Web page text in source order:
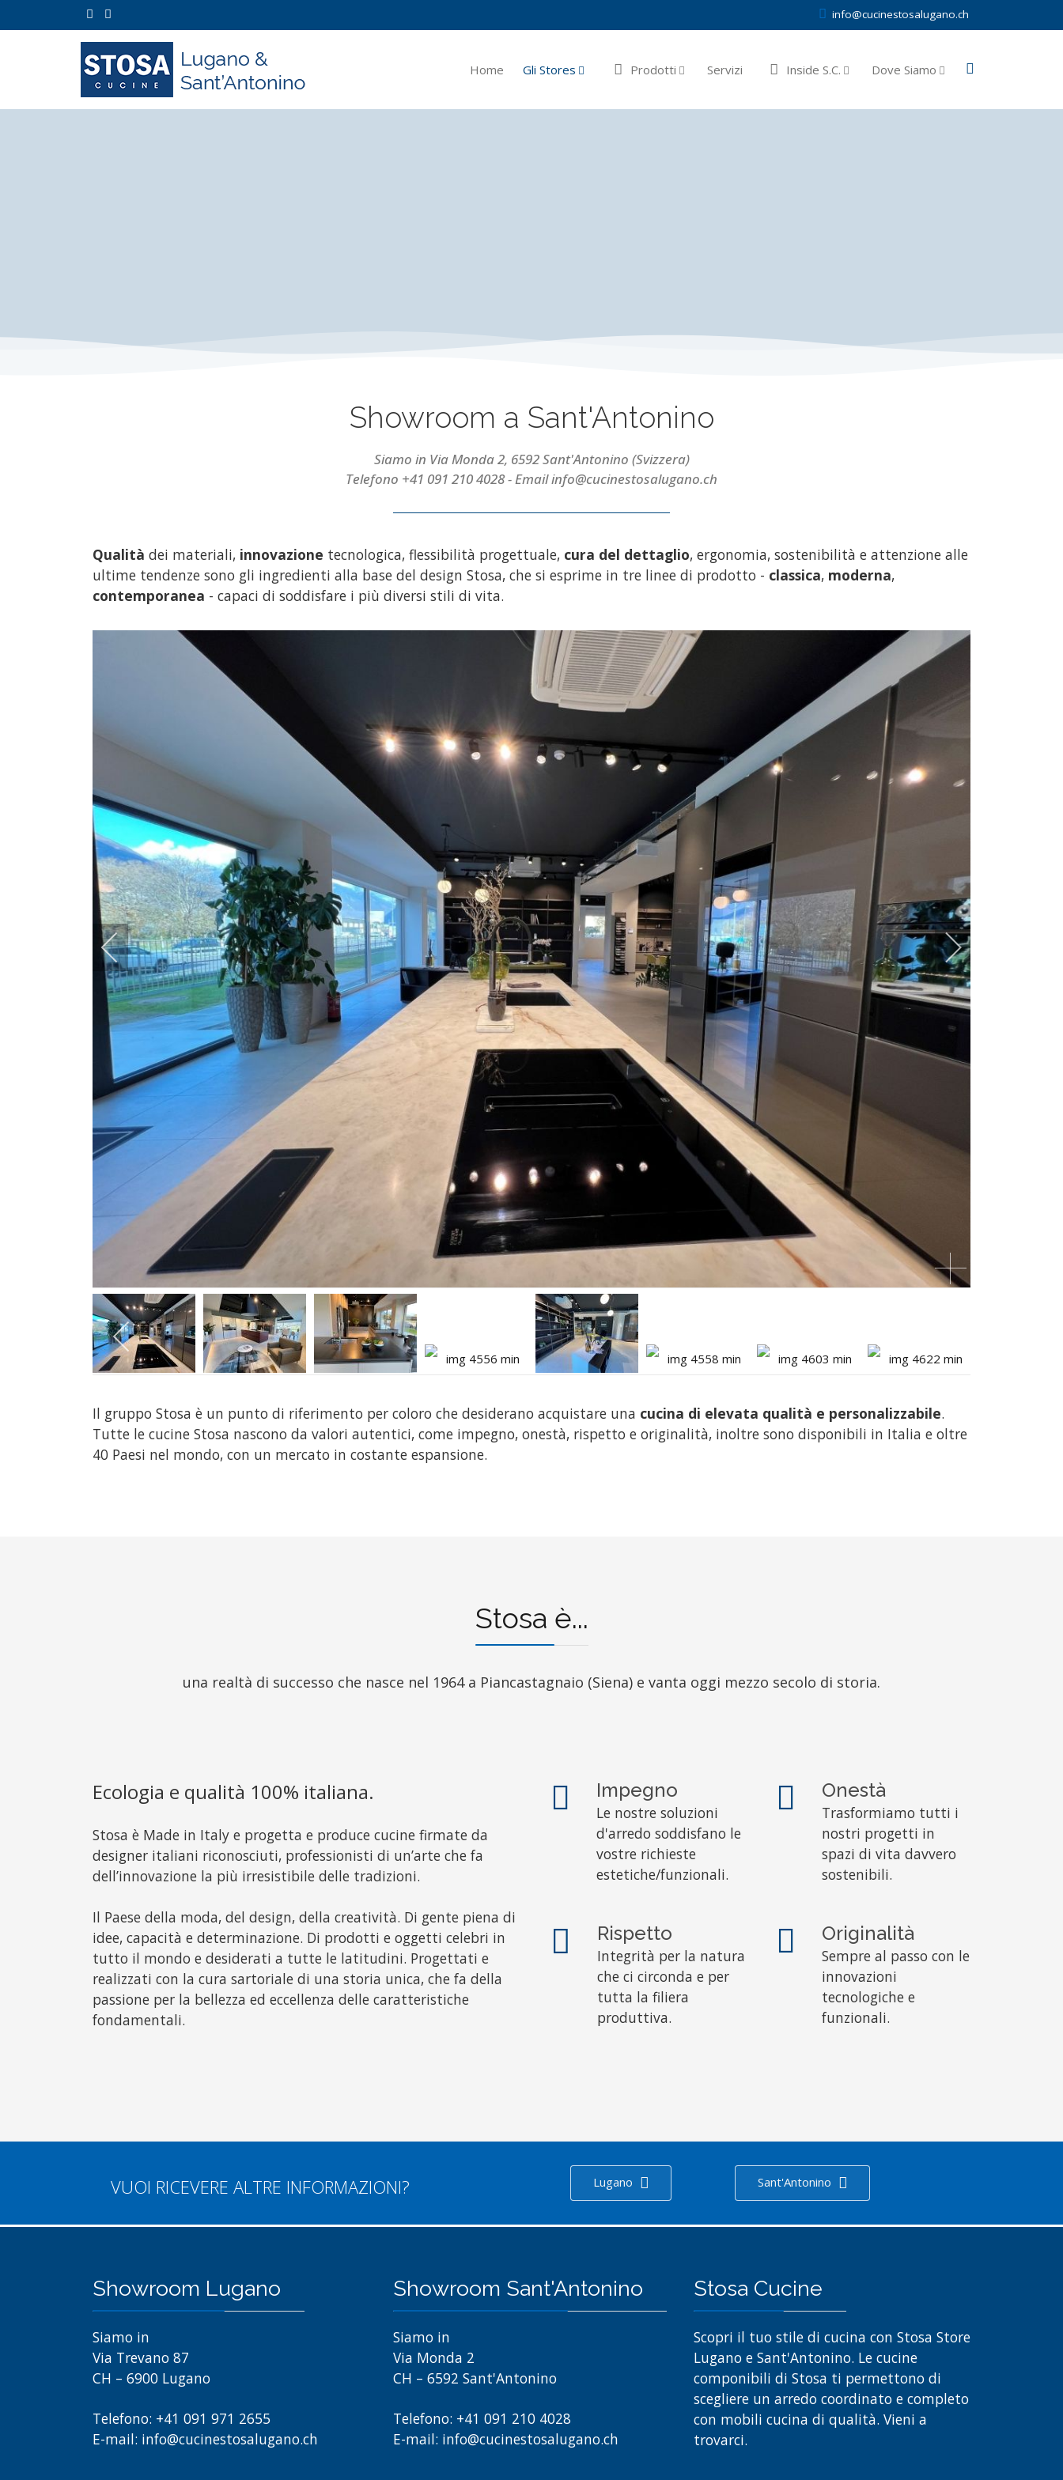
info@cucinestosalugano.ch
Home Gli Stores Prodotti Servizi Inside S.C. Dove Siamo
Showroom a Sant'Antonino
Siamo in Via Monda 2, 6592 Sant'Antonino (Svizzera)
Telefono +41 091 210 4028 - Email info@cucinestosalugano.ch
Qualità dei materiali, innovazione tecnologica, flessibilità progettuale, cura del dettaglio, ergonomia, sostenibilità e attenzione alle
ultime tendenze sono gli ingredienti alla base del design Stosa, che si esprime in tre linee di prodotto - classica, moderna,
contemporanea - capaci di soddisfare i più diversi stili di vita.
Il gruppo Stosa è un punto di riferimento per coloro che desiderano acquistare una cucina di elevata qualità e personalizzabile.
Tutte le cucine Stosa nascono da valori autentici, come impegno, onestà, rispetto e originalità, inoltre sono disponibili in Italia e oltre
40 Paesi nel mondo, con un mercato in costante espansione.
Stosa è...
una realtà di successo che nasce nel 1964 a Piancastagnaio (Siena) e vanta oggi mezzo secolo di storia.
Ecologia e qualità 100% italiana.
Stosa è Made in Italy e progetta e produce cucine firmate da
designer italiani riconosciuti, professionisti di un’arte che fa
dell’innovazione la più irresistibile delle tradizioni.
Il Paese della moda, del design, della creatività. Di gente piena di
idee, capacità e determinazione. Di prodotti e oggetti celebri in
tutto il mondo e desiderati a tutte le latitudini. Progettati e
realizzati con la cura sartoriale di una storia unica, che fa della
passione per la bellezza ed eccellenza delle caratteristiche
fondamentali.
Impegno
Le nostre soluzioni
d'arredo soddisfano le
vostre richieste
estetiche/funzionali.
Rispetto
Integrità per la natura
che ci circonda e per
tutta la filiera
produttiva.
Onestà
Trasformiamo tutti i
nostri progetti in
spazi di vita davvero
sostenibili.
Originalità
Sempre al passo con le
innovazioni
tecnologiche e
funzionali.
VUOI RICEVERE ALTRE INFORMAZIONI? Lugano Sant'Antonino
Showroom Lugano
Siamo in
Via Trevano 87
CH – 6900 Lugano
Telefono: +41 091 971 2655
E-mail: info@cucinestosalugano.ch
Showroom Sant'Antonino
Siamo in
Via Monda 2
CH – 6592 Sant'Antonino
Telefono: +41 091 210 4028
E-mail: info@cucinestosalugano.ch
Stosa Cucine
Scopri il tuo stile di cucina con Stosa Store
Lugano e Sant'Antonino. Le cucine
componibili di Stosa ti permettono di
scegliere un arredo coordinato e completo
con mobili cucina di qualità. Vieni a
trovarci.